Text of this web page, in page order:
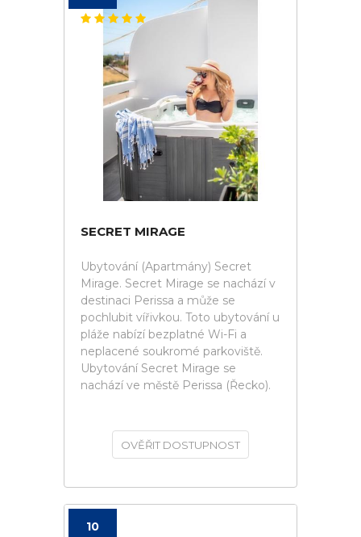
SECRET MIRAGE
Ubytování (Apartmány) Secret
Mirage. Secret Mirage se nachází v
destinaci Perissa a může se
pochlubit vířivkou. Toto ubytování u
pláže nabízí bezplatné Wi-Fi a
neplacené soukromé parkoviště.
Ubytování Secret Mirage se
nachází ve městě Perissa (Řecko).
OVĚŘIT DOSTUPNOST
10